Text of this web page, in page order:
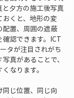
夕方の施工後写真
おくと、地形の変
配置、周囲の遮蔽
認できます。ICT
タが注目されがち
真があることで、
なります。
じ位置、同じ向